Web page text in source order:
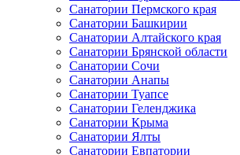
Санатории Пермского края
Санатории Башкирии
Санатории Алтайского края
Санатории Брянской области
Санатории Сочи
Санатории Анапы
Санатории Туапсе
Санатории Геленджика
Санатории Крыма
Санатории Ялты
Санатории Евпатории